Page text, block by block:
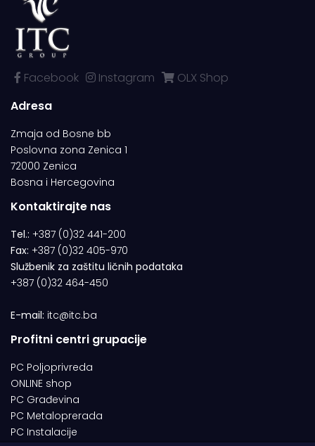
Facebook Instagram
OLX Shop
Adresa
Zmaja od Bosne bb
Poslovna zona Zenica 1
72000 Zenica
Bosna i Hercegovina
Kontaktirajte nas
Tel.: +387 (0)32 441-200
Fax: +387 (0)32 405-970
Službenik za zaštitu ličnih podataka
+387 (0)32 464-450
E-mail: itc@itc.ba
Profitni centri grupacije
PC Poljoprivreda
ONLINE shop
PC Građevina
PC Metaloprerada
PC Instalacije